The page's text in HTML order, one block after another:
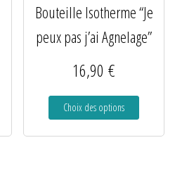
Bouteille Isotherme “Je
peux pas j’ai Agnelage”
16,90€
Choix des options